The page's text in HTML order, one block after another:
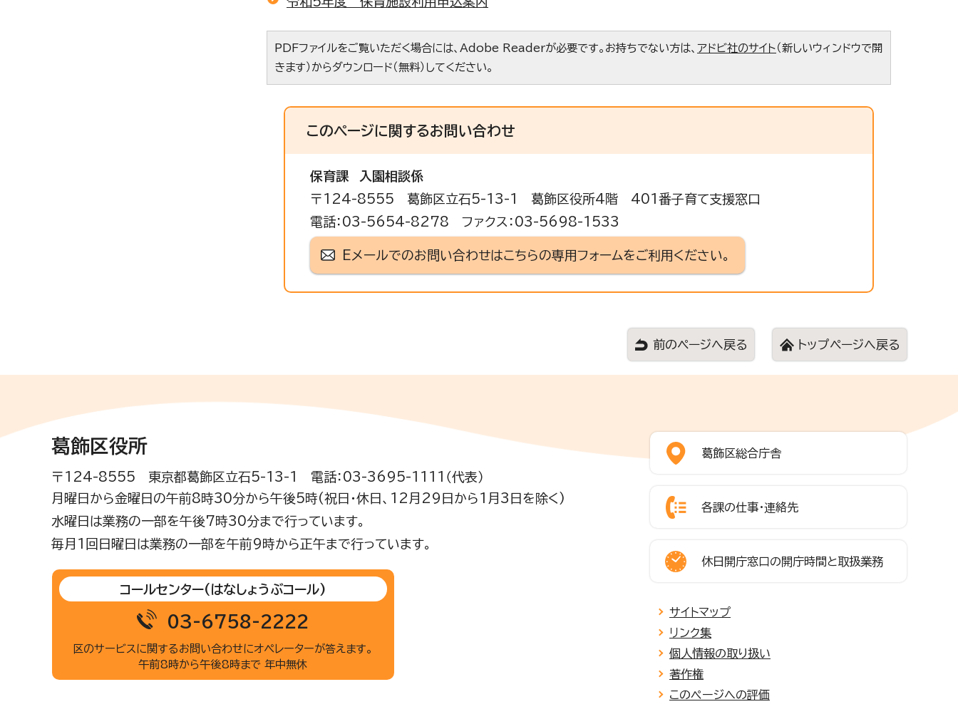
PDFファイルをご覧いただく場合には、Adobe Readerが必要です。お持ちでない方は、 アドビ社のサイト（新しいウィンドウで開
きます）からダウンロード（無料）してください。
このページに関するお問い合わせ
保育課
入園相談係
〒124-8555 葛飾区立石5-13-1 葛飾区役所4階 401番子育て支援窓口
電話：03-5654-8278 ファクス：03-5698-1533
Eメールでのお問い合わせはこちらの専用フォームをご利用ください。
前のページへ戻る トップページへ戻る
葛飾区役所
〒124-8555 東京都葛飾区立石5-13-1 電話：03-3695-1111（代表）
月曜日から金曜日の午前8時30分から午後5時(祝日・休日、12月29日から1月3日を除く)
水曜日は業務の一部を午後7時30分まで行っています。
毎月1回日曜日は業務の一部を午前9時から正午まで行っています。
コールセンター(はなしょうぶコール)
03-6758-2222
区のサービスに関するお問い合わせにオペレーターが答えます。
午前8時から午後8時まで 年中無休
葛飾区総合庁舎
各課の仕事・連絡先
休日開庁窓口の開庁時間と取扱業務
サイトマップ
リンク集
個人情報の取り扱い
著作権
このページへの評価